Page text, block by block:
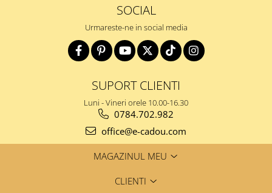
SOCIAL
Urmareste-ne in social media
SUPORT CLIENTI
Luni - Vineri orele 10.00-16.30
0784.702.982
office@e-cadou.com
MAGAZINUL MEU
CLIENTI